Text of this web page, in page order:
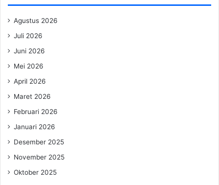
Agustus 2026
Juli 2026
Juni 2026
Mei 2026
April 2026
Maret 2026
Februari 2026
Januari 2026
Desember 2025
November 2025
Oktober 2025